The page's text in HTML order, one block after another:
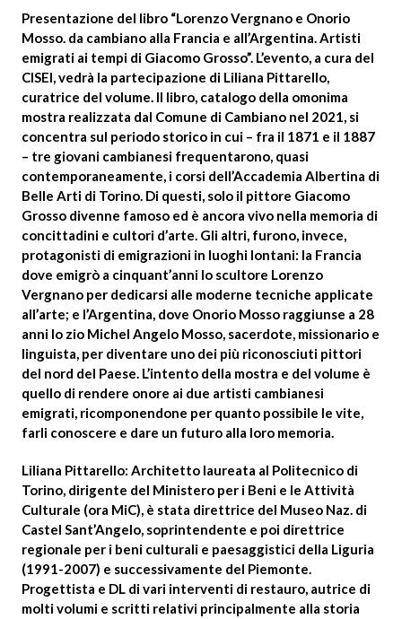
Presentazione del libro “Lorenzo Vergnano e Onorio
Mosso. da cambiano alla Francia e all’Argentina. Artisti
emigrati ai tempi di Giacomo Grosso”. L’evento, a cura del
CISEI, vedrà la partecipazione di Liliana Pittarello,
curatrice del volume. Il libro, catalogo della omonima
mostra realizzata dal Comune di Cambiano nel 2021, si
concentra sul periodo storico in cui – fra il 1871 e il 1887
– tre giovani cambianesi frequentarono, quasi
contemporaneamente, i corsi dell’Accademia Albertina di
Belle Arti di Torino. Di questi, solo il pittore Giacomo
Grosso divenne famoso ed è ancora vivo nella memoria di
concittadini e cultori d’arte. Gli altri, furono, invece,
protagonisti di emigrazioni in luoghi lontani: la Francia
dove emigrò a cinquant’anni lo scultore Lorenzo
Vergnano per dedicarsi alle moderne tecniche applicate
all’arte; e l’Argentina, dove Onorio Mosso raggiunse a 28
anni lo zio Michel Angelo Mosso, sacerdote, missionario e
linguista, per diventare uno dei più riconosciuti pittori
del nord del Paese. L’intento della mostra e del volume è
quello di rendere onore ai due artisti cambianesi
emigrati, ricomponendone per quanto possibile le vite,
farli conoscere e dare un futuro alla loro memoria.
Liliana Pittarello: Architetto laureata al Politecnico di
Torino, dirigente del Ministero per i Beni e le Attività
Culturale (ora MiC), è stata direttrice del Museo Naz. di
Castel Sant’Angelo, soprintendente e poi direttrice
regionale per i beni culturali e paesaggistici della Liguria
(1991-2007) e successivamente del Piemonte.
Progettista e DL di vari interventi di restauro, autrice di
molti volumi e scritti relativi principalmente alla storia